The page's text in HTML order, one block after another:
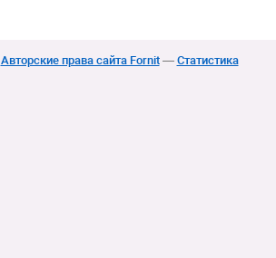
Авторские права сайта Fornit— Статистика